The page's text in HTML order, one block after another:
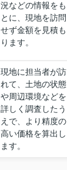
況などの情報をも
とに、現地を訪問
せず金額を見積も
ります。
現地に担当者が訪
れて、土地の状態
や周辺環境などを
詳しく調査したう
えで、より精度の
高い価格を算出し
ます。